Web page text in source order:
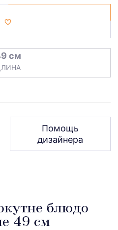
см
Помощь
дизайнера
блюдо
49 см